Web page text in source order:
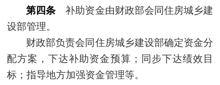
第四条 补助资金由财政部会同住房城乡建
设部管理。
财政部负责会同住房城乡建设部确定资金分
配方案，下达补助资金预算；同步下达绩效目
标；指导地方加强资金管理等。